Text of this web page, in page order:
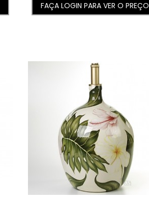
FAÇA LOGIN PARA VER O PREÇO